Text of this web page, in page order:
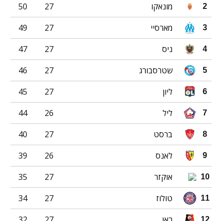
2 מונאקו 27
50
3 מארסיי 27
49
4 ניס 27
47
5 שטרסבורג 27
46
6 ליון 27
45
7 ליל 26
44
8 ברסט 27
40
9 לאנס 26
39
10 אוקזר 27
35
11 טולוז 27
34
12